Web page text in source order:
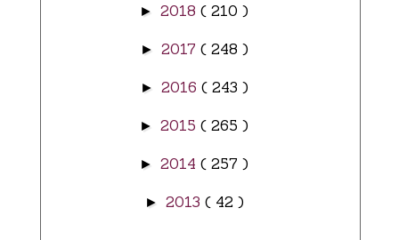
► 2018 ( 210 )
► 2017 ( 248 )
► 2016 ( 243 )
► 2015 ( 265 )
► 2014 ( 257 )
► 2013 ( 42 )